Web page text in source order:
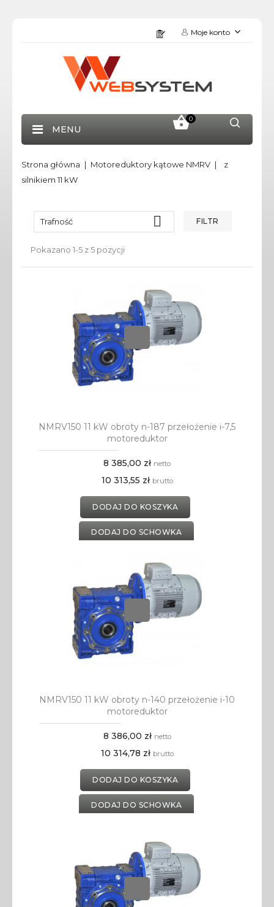
Moje konto
0
MENU
Strona główna Motoreduktory kątowe NMRV
z
silnikiem 11 kW
Trafność  FILTR
Pokazano 1-5 z 5 pozycji
NMRV150 11 kW obroty n-187 przełożenie i-7,5
motoreduktor
8 385,00 zł netto
10 313,55 zł brutto
DODAJ DO KOSZYKA
DODAJ DO SCHOWKA
NMRV150 11 kW obroty n-140 przełożenie i-10
motoreduktor
8 386,00 zł netto
10 314,78 zł brutto
DODAJ DO KOSZYKA
DODAJ DO SCHOWKA